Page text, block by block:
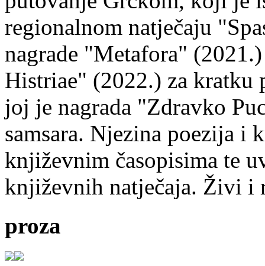
regionalnom natječaju
nagrade "Metafora"
Histriae" (2022.) za kratku
joj je nagrada "Zdravko
samsara. Njezina poezija i
književnim časopisima te
književnih natječaja. Živi i
proza